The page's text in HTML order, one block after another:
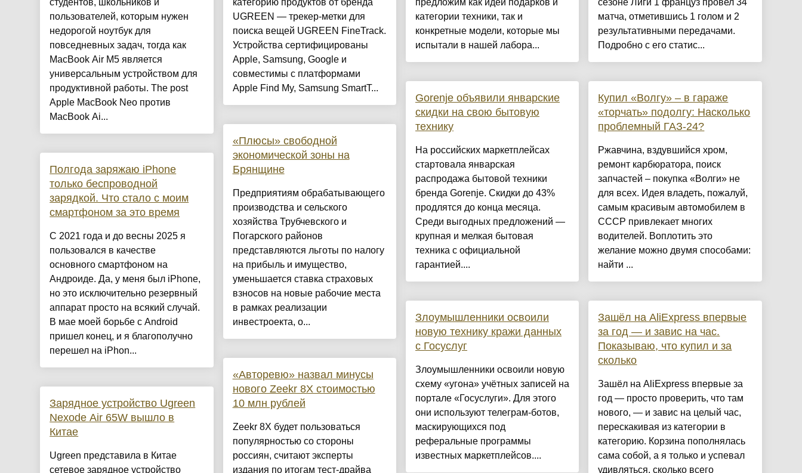
студентов, школьников и
пользователей, которым нужен
недорогой ноутбук для
повседневных задач, тогда как
MacBook Air M5 является
универсальным устройством для
продуктивной работы. The post
Apple MacBook Neo против
MacBook Ai...
Полгода заряжаю iPhone
только беспроводной
зарядкой. Что стало с моим
смартфоном за это время
С 2021 года и до весны 2025 я
пользовался в качестве
основного смартфоном на
Андроиде. Да, у меня был iPhone,
но это исключительно резервный
аппарат просто на всякий случай.
В мае моей борьбе с Android
пришел конец, и я благополучно
перешел на iPhon...
Зарядное устройство Ugreen
Nexode Air 65W вышло в
Китае
Ugreen представила в Китае
сетевое зарядное устройство
категорию продуктов от бренда
UGREEN — трекер-метки для
поиска вещей UGREEN FineTrack.
Устройства сертифицированы
Apple, Samsung, Google и
совместимы с платформами
Apple Find My, Samsung SmartT...
«Плюсы» свободной
экономической зоны на
Брянщине
Предприятиям обрабатывающего
производства и сельского
хозяйства Трубчевского и
Погарского районов
представляются льготы по налогу
на прибыль и имущество,
уменьшается ставка страховых
взносов на новые рабочие места
в рамках реализации
инвестроекта, о...
«Авторевю» назвал минусы
нового Zeekr 8X стоимостью
10 млн рублей
Zeekr 8X будет пользоваться
популярностью со стороны
россиян, считают эксперты
издания по итогам тест-драйва
предложим как идеи подарков и
категории техники, так и
конкретные модели, которые мы
испытали в нашей лабора...
Gorenje объявили январские
скидки на свою бытовую
технику
На российских маркетплейсах
стартовала январская
распродажа бытовой техники
бренда Gorenje. Скидки до 43%
продлятся до конца месяца.
Среди выгодных предложений —
крупная и мелкая бытовая
техника с официальной
гарантией....
Злоумышленники освоили
новую технику кражи данных
с Госуслуг
Злоумышленники освоили новую
схему «угона» учётных записей на
портале «Госуслуги». Для этого
они используют телеграм-ботов,
маскирующихся под
реферальные программы
известных маркетплейсов....
сезоне Лиги 1 француз провел 34
матча, отметившись 1 голом и 2
результативными передачами.
Подробно с его статис...
Купил «Волгу» – в гараже
«торчать» подолгу: Насколько
проблемный ГАЗ-24?
Ржавчина, вздувшийся хром,
ремонт карбюратора, поиск
запчастей – покупка «Волги» не
для всех. Идея владеть, пожалуй,
самым красивым автомобилем в
СССР привлекает многих
водителей. Воплотить это
желание можно двумя способами:
найти ...
Зашёл на AliExpress впервые
за год — и завис на час.
Показываю, что купил и за
сколько
Зашёл на AliExpress впервые за
год — просто проверить, что там
нового, — и завис на целый час,
перескакивая из категории в
категорию. Корзина пополнялась
сама собой, а я только и успевал
удивляться, сколько всего